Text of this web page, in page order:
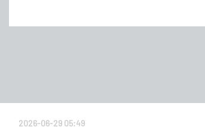
2026-06-29 05:49